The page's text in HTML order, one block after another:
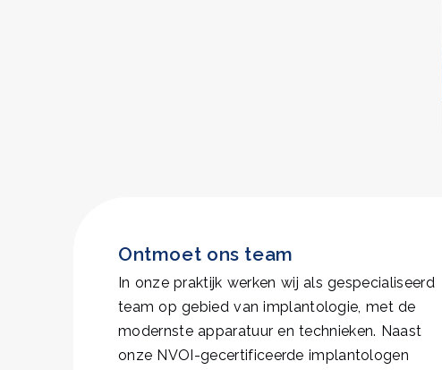
Ontmoet ons team
In onze praktijk werken wij als gespecialiseerd
team op gebied van implantologie, met de
modernste apparatuur en technieken. Naast
onze NVOI-gecertificeerde implantologen